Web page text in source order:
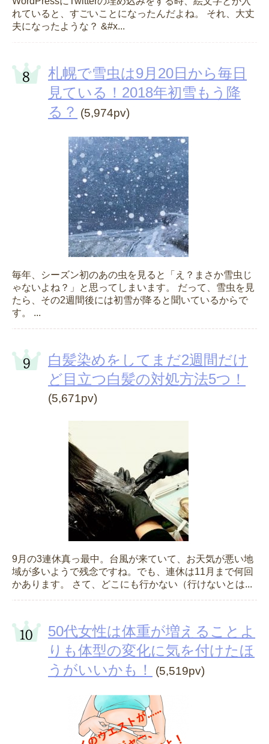
れていると、すごいことになったんだよね。 それ、大丈
夫になったような？ &#x...
札幌で雪虫は9月20日から毎日
見ている！2018年初雪もう降
る？ (5,974pv)
毎年、シーズン初のあの虫を見ると「え？まさか雪虫じ
ゃないよね？」と思ってしまいます。 だって、雪虫を見
たら、その2週間後には初雪が降ると聞いているからで
す。 ...
白髪染めをしてまだ2週間だけ
ど目立つ白髪の対処方法5つ！
(5,671pv)
9月の3連休真っ最中。台風が来ていて、お天気が悪い地
域が多いようで残念ですね。でも、連休は11月まで何回
かあります。 さて、どこにも行かない（行けないとは...
50代女性は体重が増えることよ
りも体型の変化に気を付けたほ
うがいいかも！
(5,519pv)